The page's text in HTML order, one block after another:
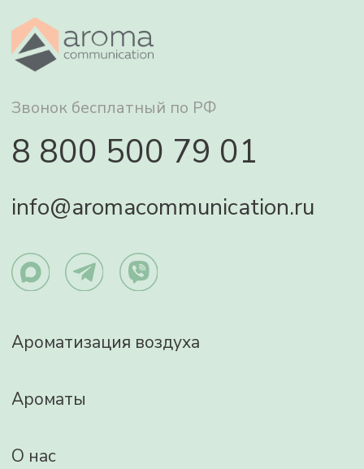
О нас
Контакты
Изображения:http://www.freepik.com